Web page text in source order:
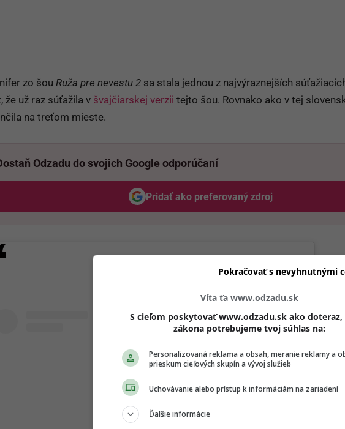
zo šou Ruža pre nevestu 2 sa stala jednou z najvýraznejších
že už raz súťažila v švajčiarskej verzii tejto šou. Rovnako ako v tej
na treťom mieste.
Odzadu do svojich Google odporúčaní
Pridať ako preferovaný zdroj
Odzadu, odkaz sa otvorí v novom
Víta ťa www.odzadu.sk
S cieľom poskytovať www.odzadu.sk ako doteraz,
zákona potrebujeme tvoj súhlas na:
Personalizovaná reklama a obsah, meranie reklamy a
prieskum cieľových skupín a vývoj služieb
Uchovávanie alebo prístup k informáciám na zariadení
Ďalšie informácie
Pokračovať s nevyhnutnými